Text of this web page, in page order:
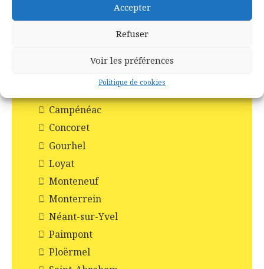
Accepter
Refuser
Voir les préférences
Politique de cookies
Généalogie
généalogies célèbres
Campénéac
Concoret
Gourhel
Loyat
Monteneuf
Monterrein
Néant-sur-Yvel
Paimpont
Ploërmel